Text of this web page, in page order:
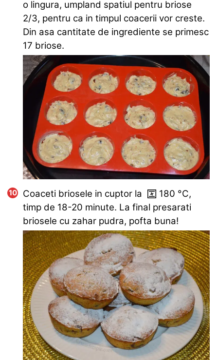
o lingura, umpland spatiul pentru briose
2/3, pentru ca in timpul coacerii vor creste.
Din asa cantitate de ingrediente se primesc
17 briose.
Coaceti briosele in cuptor la 180 °C,
timp de 18-20 minute. La final presarati
briosele cu zahar pudra, pofta buna!